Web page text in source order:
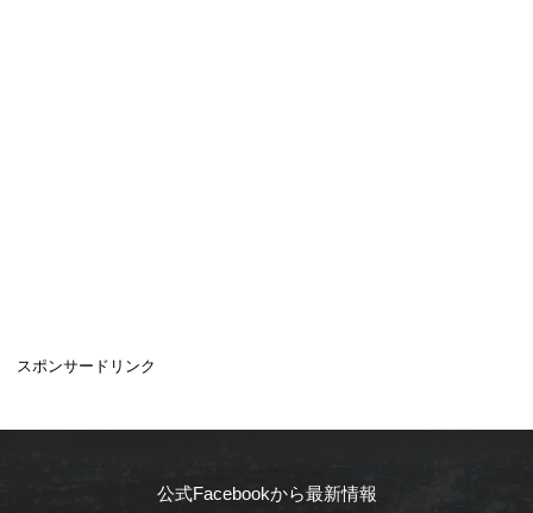
スポンサードリンク
公式Facebookから最新情報